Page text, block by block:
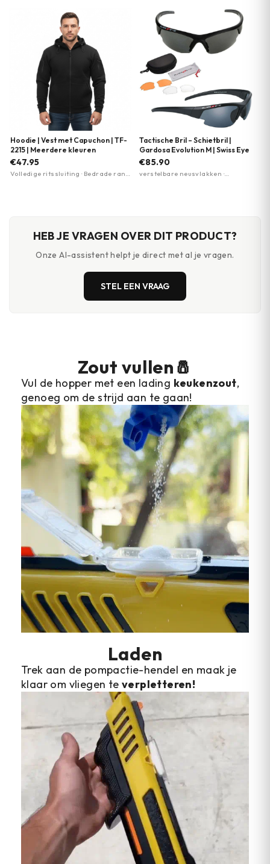
draagbaar · Verborgen
pistoolhouder (Velcro)
(UVA/UVB/UVC)
Hoodie | Vest met Capuchon | TF-
2215 | Meerdere kleuren
€47.95
Volledige ritssluiting · Bedrade rand
Tactische Bril – Schietbril |
Gardosa Evolution M | Swiss Eye
€85.90
verstelbare neusvlakken ·
HEB JE VRAGEN OVER DIT PRODUCT?
Onze AI-assistent helpt je direct met al je vragen.
STEL EEN VRAAG
Zout vullen🧂
Vul de hopper met een lading keukenzout,
genoeg om de strijd aan te gaan!
Laden
Trek aan de pompactie-hendel en maak je
klaar om vliegen te verpletteren!